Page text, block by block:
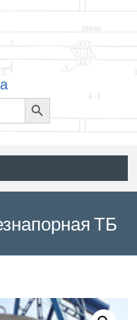
Search
Button
ТБ